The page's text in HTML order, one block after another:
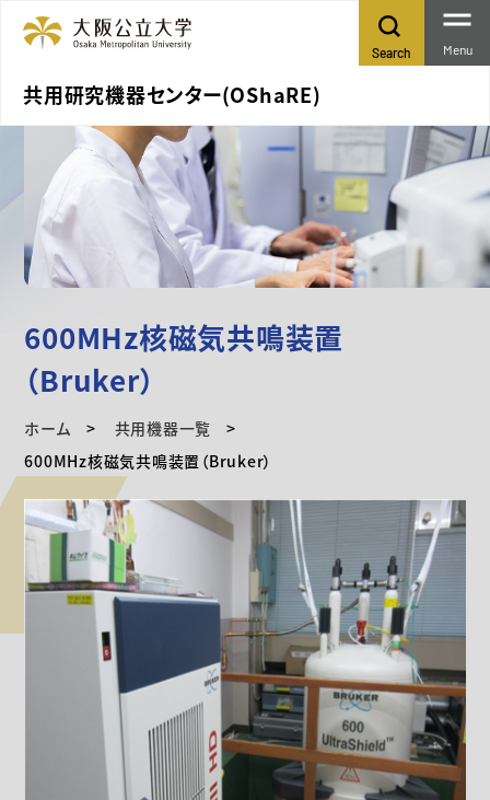
共用研究機器センター(OShaRE)
Search Menu
600MHz核磁気共鳴装置
（Bruker）
ホーム
共用機器一覧
600MHz核磁気共鳴装置（Bruker）